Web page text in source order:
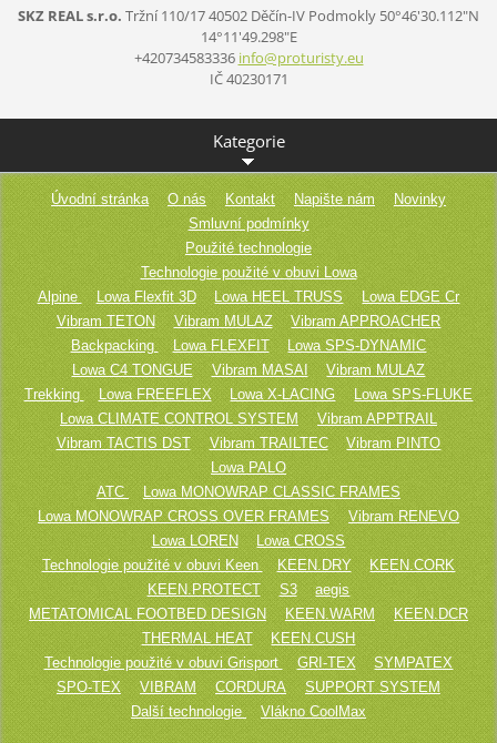
SKZ REAL s.r.o. Tržní 110/1740502 Děčín-IV Podmokly 50°46'30.112"N
14°11'49.298"E
+420734583336 info@proturisty.eu
IČ 40230171
Kategorie
Úvodní stránka O nás Kontakt Napište nám
Novinky
Smluvní podmínky
Použité technologie
Technologie použité v obuvi Lowa
Alpine
Lowa Flexfit 3D Lowa HEEL TRUSS
Lowa EDGE Cr
Vibram TETON
Vibram MULAZ
Vibram APPROACHER
Backpacking
Lowa FLEXFIT
Lowa SPS-DYNAMIC
Lowa C4 TONGUE
Vibram MASAI
Vibram MULAZ
Trekking
Lowa FREEFLEX Lowa X-LACING
Lowa SPS-FLUKE
Lowa CLIMATE CONTROL SYSTEM
Vibram APPTRAIL
Vibram TACTIS DST
Vibram TRAILTEC
Vibram PINTO
Lowa PALO
ATC
Lowa MONOWRAP CLASSIC FRAMES
Lowa MONOWRAP CROSS OVER FRAMES
Vibram RENEVO
Lowa LOREN
Lowa CROSS
Technologie použité v obuvi Keen
KEEN.DRY
KEEN.CORK
KEEN.PROTECT
S3
aegis
METATOMICAL FOOTBED DESIGN
KEEN.WARM
KEEN.DCR
THERMAL HEAT
KEEN.CUSH
Technologie použité v obuvi Grisport
GRI-TEX
SYMPATEX
SPO-TEX
VIBRAM CORDURA
SUPPORT SYSTEM
Další technologie
Vlákno CoolMax